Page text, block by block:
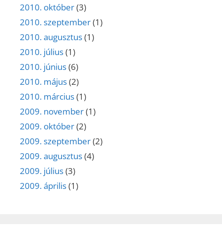
2010. október(3)
2010. szeptember(1)
2010. augusztus(1)
2010. július(1)
2010. június(6)
2010. május(2)
2010. március(1)
2009. november(1)
2009. október(2)
2009. szeptember(2)
2009. augusztus(4)
2009. július(3)
2009. április(1)